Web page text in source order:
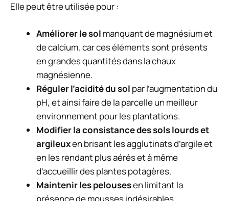
Elle peut être utilisée pour :
Améliorer le sol manquant de magnésium et
de calcium, car ces éléments sont présents
en grandes quantités dans la chaux
magnésienne.
Réguler l’acidité du sol par l’augmentation du
pH, et ainsi faire de la parcelle un meilleur
environnement pour les plantations.
Modifier la consistance des sols lourds et
argileuxen brisant les agglutinats d’argile et
en les rendant plus aérés et à même
d’accueillir des plantes potagères.
Maintenir les pelousesen limitant la